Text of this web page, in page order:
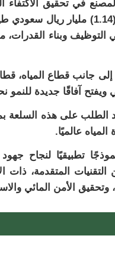
في تحقيق الاكتفاء
وبناء
جانب قطاع المياه،
ويفتح آفاقًا جديدة للنمو
عالميًا.
تطبيقيًا لنجاح
المتقدمة، ذات
وتحقيق الأمن المائي